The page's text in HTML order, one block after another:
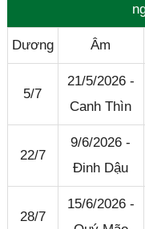
Dương Âm
5/7
21/5/2026 -
Canh Thìn
22/7
9/6/2026 -
Đinh Dậu
28/7
15/6/2026 -